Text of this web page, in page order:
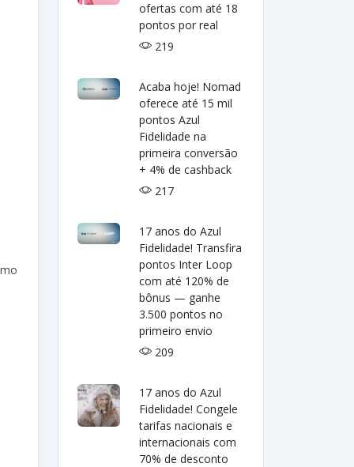
ofertas com até 18
pontos por real
219
Acaba hoje! Nomad
oferece até 15 mil
pontos Azul
Fidelidade na
primeira conversão
+ 4% de cashback
217
17 anos do Azul
Fidelidade! Transfira
pontos Inter Loop
com até 120% de
bônus — ganhe
3.500 pontos no
primeiro envio
209
17 anos do Azul
Fidelidade! Congele
tarifas nacionais e
internacionais com
70% de desconto